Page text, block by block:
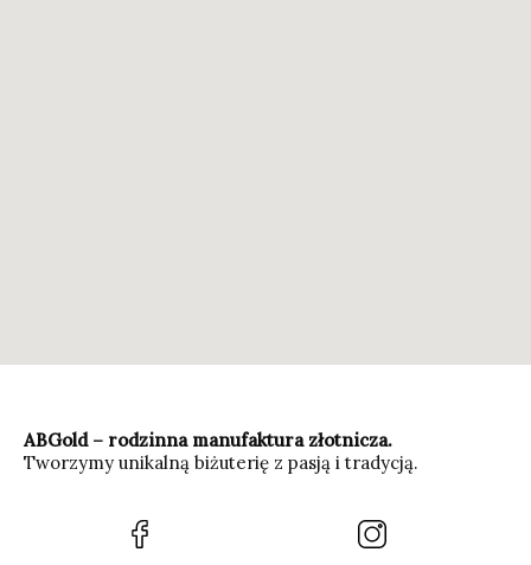
ABGold – rodzinna manufaktura złotnicza.
Tworzymy unikalną biżuterię z pasją i tradycją.
(Otwiera
się